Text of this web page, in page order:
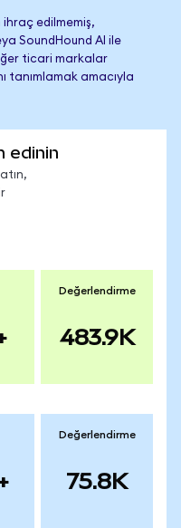
ihraç edilmemiş,
SoundHound AI ile
ticari markalar
tanımlamak amacıyla
edinin
Değerlendirme
483.9K
Değerlendirme
75.8K